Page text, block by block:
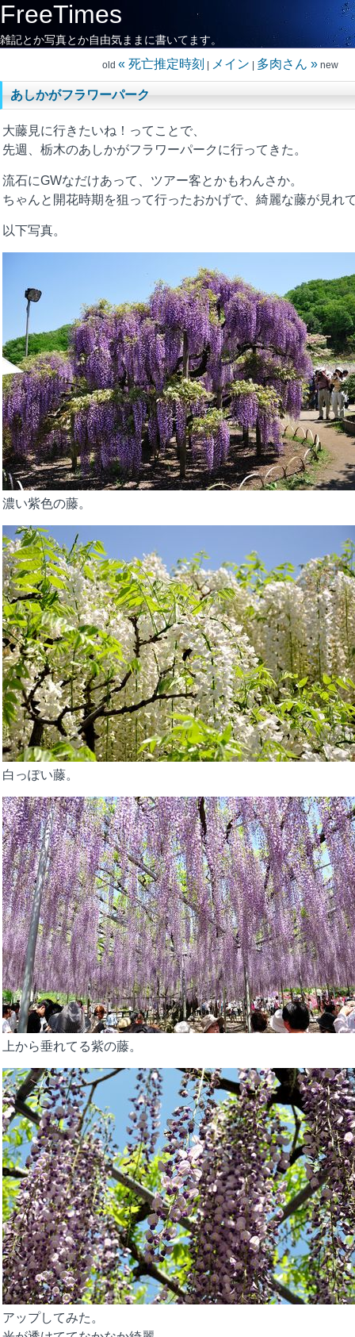
FreeTimes
雑記とか写真とか自由気ままに書いてます。
old « 死亡推定時刻 メイン 多肉さん »new
あしかがフラワーパーク
大藤見に行きたいね！ってことで、
先週、栃木のあしかがフラワーパークに行ってきた。
流石にGWなだけあって、ツアー客とかもわんさか。
ちゃんと開花時期を狙って行ったおかげで、綺麗な藤が見れ
以下写真。
濃い紫色の藤。
白っぽい藤。
上から垂れてる紫の藤。
アップしてみた。